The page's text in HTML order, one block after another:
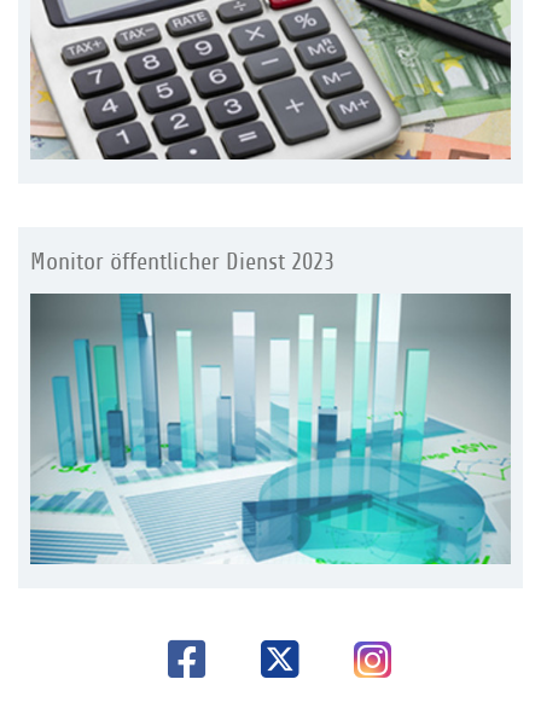
Monitor öffentlicher Dienst 2023